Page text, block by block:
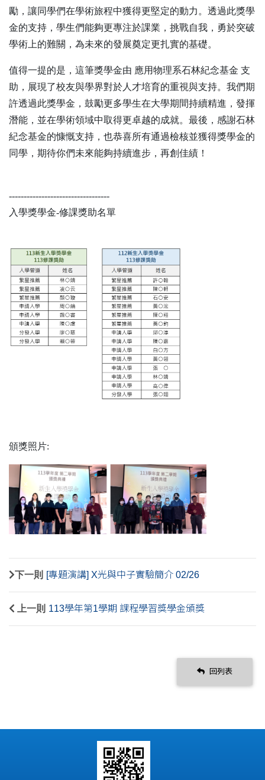
勵，讓同學們在學術旅程中獲得更堅定的動力。透過此獎學
金的支持，學生們能夠更專注於課業，挑戰自我，勇於突破
學術上的難關，為未來的發展奠定更扎實的基礎。
值得一提的是，這筆獎學金由 應用物理系石林紀念基金 支
助，展現了校友與學界對於人才培育的重視與支持。我們期
許透過此獎學金，鼓勵更多學生在大學期間持續精進，發揮
潛能，並在學術領域中取得更卓越的成就。最後，感謝石林
紀念基金的慷慨支持，也恭喜所有通過檢核並獲得獎學金的
同學，期待你們未來能夠持續進步，再創佳績！
----------------------------------
入學獎學金-修課獎助名單
頒獎照片:
下一則 [專題演講] X光與中子實驗簡介 02/26
上一則 113學年第1學期 課程學習獎學金頒獎
回列表